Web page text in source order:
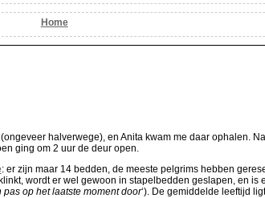
Home
halverwege), en Anita kwam me daar ophalen.
ging om 2 uur de deur open.
: er zijn maar 14 bedden, de meeste pelgrims hebben
wordt er wel gewoon in stapelbedden geslapen, en is
op het laatste moment door‘). De gemiddelde leeftijd